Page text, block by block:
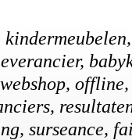
surseance,